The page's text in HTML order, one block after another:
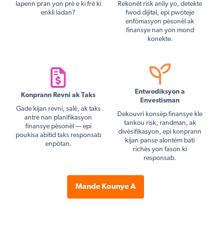
lapenn pran yon prè e ki frè ki
enkli ladan?
Rekonèt risk anliy yo, detekte
fwod dijital, epi pwoteje
enfòmasyon pèsonèl ak
finansye nan yon mond
konekte.
Konprann Revni ak Taks
Gade kijan revni, salè, ak taks
antre nan planifikasyon
finansye pèsonèl — epi
poukisa abitid taks responsab
enpòtan.
Entwodiksyon a
Envestisman
Dekouvri konsèp finansye kle
tankou risk, randman, ak
divèsifikasyon, epi konprann
kijan panse alontèm bati
richès yon fason ki
responsab.
Mande Kounye A